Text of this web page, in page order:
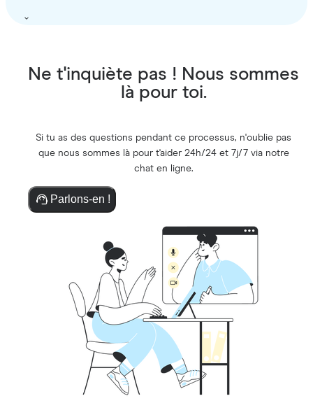
Ne t'inquiète pas ! Nous sommes
là pour toi.
Si tu as des questions pendant ce processus, n'oublie pas
que nous sommes là pour t'aider 24h/24 et 7j/7 via notre
chat en ligne.
Parlons-en !